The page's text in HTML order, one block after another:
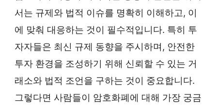
서는 규제와 법적 이슈를 명확히 이해하고, 이
에 맞춰 대응하는 것이 필수적입니다. 특히 투
자자들은 최신 규제 동향을 주시하며, 안전한
투자 환경을 조성하기 위해 신뢰할 수 있는 거
래소와 법적 조언을 구하는 것이 중요합니다.
그렇다면 사람들이 암호화폐에 대해 가장 궁금